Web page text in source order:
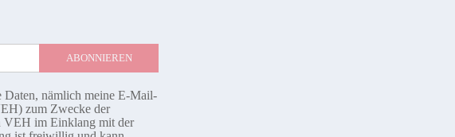
Daten, nämlich meine E-Mail-
zum Zwecke der
VEH im Einklang mit der